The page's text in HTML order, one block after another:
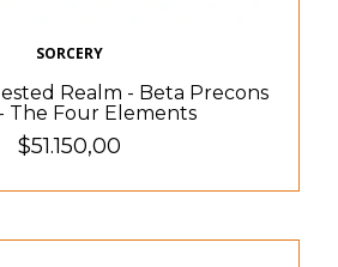
SORCERY
Realm - Beta Precons
The Four Elements
$51.150,00